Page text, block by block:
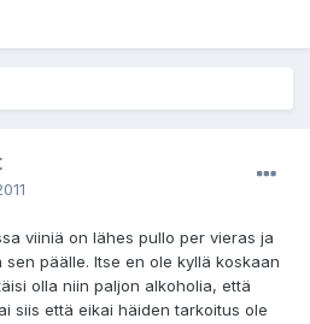
viiniä on lähes pullo per vieras ja
päälle. Itse en ole kyllä koskaan
olla niin paljon alkoholia, että
siis että eikai häiden tarkoitus ole